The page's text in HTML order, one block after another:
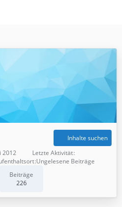
Beiträge
226
Inhalte suchen
2012
Letzte Aktivität
Ungelesene Beiträge